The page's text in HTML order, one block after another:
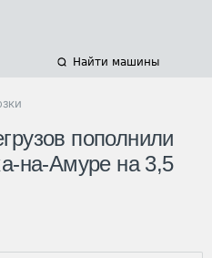
Найти машины
пополнили
на-Амуре на 3,5